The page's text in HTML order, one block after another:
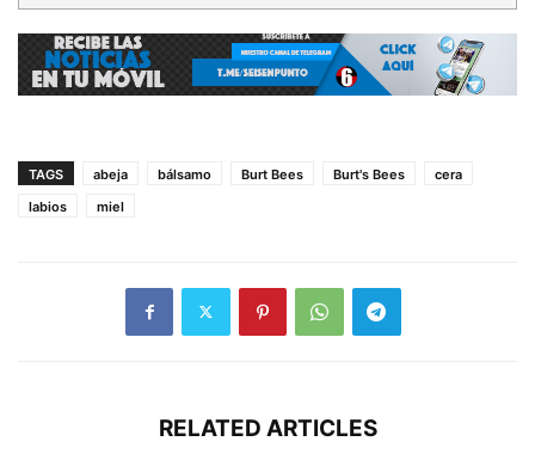
TAGS abeja bálsamo Burt Bees Burt's Bees
cera
labios
miel
RELATED ARTICLES